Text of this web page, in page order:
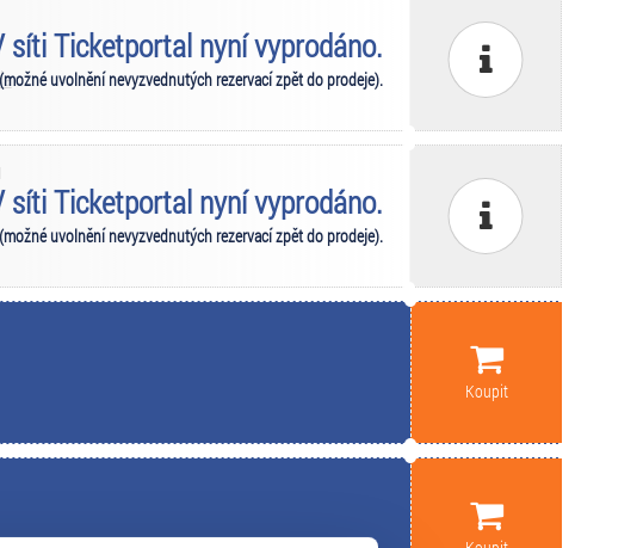
síti Ticketportal nyní vyprodáno.
uvolnění nevyzvednutých rezervací zpět do prodeje).
síti Ticketportal nyní vyprodáno.
uvolnění nevyzvednutých rezervací zpět do prodeje).
Koupit